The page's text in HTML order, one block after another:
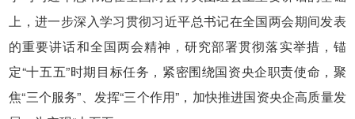
上，进一步深入学习贯彻习近平总书记在全国两会期间发表
的重要讲话和全国两会精神，研究部署贯彻落实举措，锚
定“十五五”时期目标任务，紧密围绕国资央企职责使命，聚
焦“三个服务”、发挥“三个作用”，加快推进国资央企高质量发